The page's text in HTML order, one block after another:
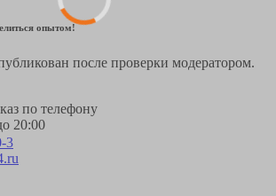
опытом!
после проверки модератором.
по телефону
20:00
3